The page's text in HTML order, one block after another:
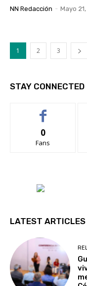
NN Redacción - Mayo
1 2 3
STAY CONNECTED
0
Fans
LATEST ARTICLES